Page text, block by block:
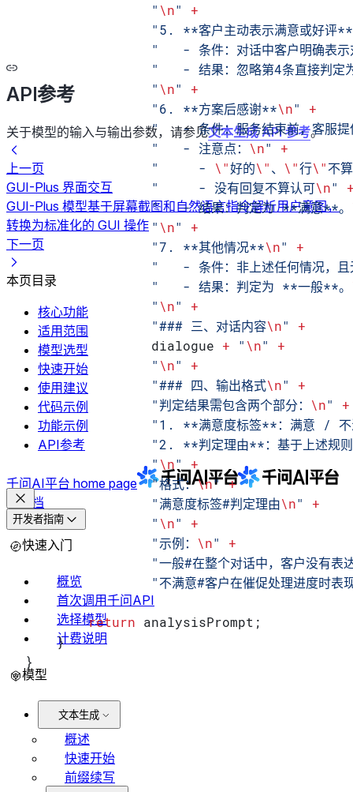
                "
\n"
+
                "5. **客户主动表示满意或好评**
"   - 条件：对话中客户明确表示
"   - 结果：忽略第4条直接判定
                "
\n"
+
                "6. **方案后感谢**
\n"
+
"   - 条件：服务结束前，客服提
                "   - 注意点：
\n"
+
                "     -
\"好的\"、 \"行\"不
                "     - 没有回复不算认可
\n"
                "   - 结果：判定为 **满意**。
                "
\n"
+
                "7. **其他情况**
\n"
+
"   - 条件：非上述任何情况，且
                "   - 结果：判定为 **一般**。
                "
\n"
+
                "### 三、对话内容
\n"
+
                dialogue
+ " \n"
+
                "
\n"
+
                "### 四、输出格式
\n"
+
                "判定结果需包含两个部分：
\n"
+
"1. **满意度标签**：满意 / 不
"2. **判定理由**：基于上述规则
                "
\n"
+
                "格式：
\n" +
                "满意度标签#判定理由
\n"
+
                "
\n"
+
                "示例：
\n"
+
"一般#在整个对话中，客户没有表达
"不满意#客户在催促处理进度时表
        return
analysisPrompt;
    }
}
API参考
关于模型的输入与输出参数，请参见文本生成 API 参考。
上一页
GUI-Plus 界面交互
GUI-Plus 模型基于屏幕截图和自然语言指令解析用户意图，
转换为标准化的 GUI 操作
下一页
本页目录
核心功能
适用范围
模型选型
快速开始
使用建议
代码示例
功能示例
API参考
千问AI平台 home page
文档
开发者指南
快速入门
概览
首次调用千问API
选择模型
计费说明
模型
文本生成
概述
快速开始
前缀续写